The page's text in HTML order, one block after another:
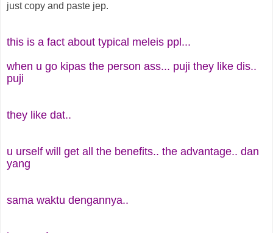
just copy and paste jep.
this is a fact about typical meleis ppl...
when u go kipas the person ass... puji they like dis..
puji
they like dat..
u urself will get all the benefits.. the advantage.. dan
yang
sama waktu dengannya..